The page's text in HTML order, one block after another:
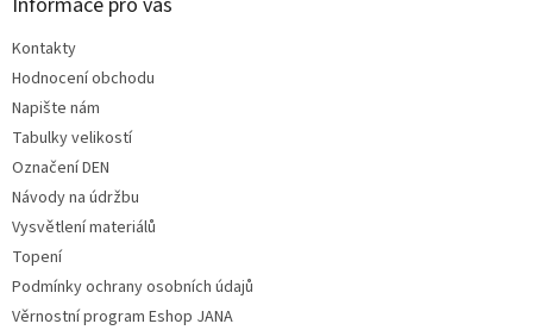
Kontakty
Hodnocení obchodu
Napište nám
Tabulky velikostí
Označení DEN
Návody na údržbu
Vysvětlení materiálů
Topení
Podmínky ochrany osobních údajů
Věrnostní program Eshop JANA